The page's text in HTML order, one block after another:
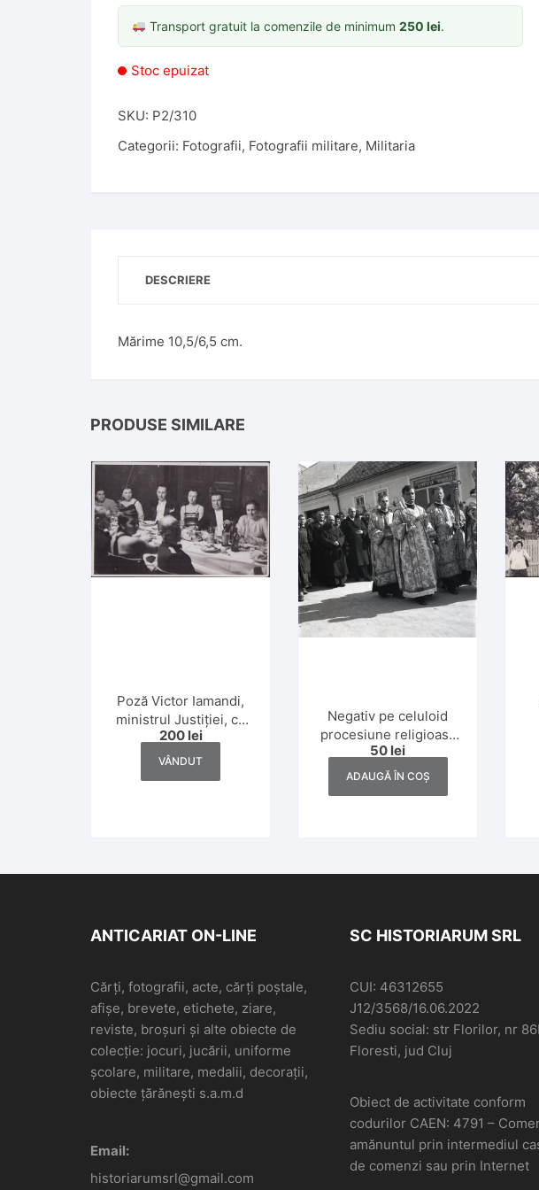
Transport gratuit la comenzile de minimum 250 lei.
Stoc epuizat
SKU: P2/310
Categorii: Fotografii, Fotografii militare, Militaria
DESCRIERE
Mărime 10,5/6,5 cm.
PRODUSE SIMILARE
Poză Victor Iamandi,
ministrul Justiției, cu
soția, Iași, studio
Weiss
200 lei
VÂNDUT
Negativ pe celuloid
procesiune religioasă
greco-catolică, Dej,
anii 1930
50 lei
ADAUGĂ ÎN COȘ
ANTICARIAT ON-LINE
Cărți, fotografii, acte, cărți poștale,
afișe, brevete, etichete, ziare,
reviste, broșuri și alte obiecte de
colecție: jocuri, jucării, uniforme
școlare, militare, medalii, decorații,
obiecte țărănești s.a.m.d
Email:
historiarumsrl@gmail.com
SC HISTORIARUM SRL
CUI: 46312655
J12/3568/16.06.2022
Sediu social: str Florilor, nr
Floresti, jud Cluj
Obiect de activitate conform
codurilor CAEN: 4791 –
amănuntul prin intermediul
de comenzi sau prin Internet